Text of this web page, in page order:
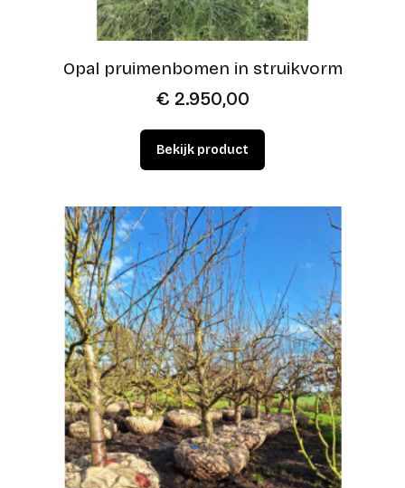
Opal pruimenbomen in struikvorm
€ 2.950,00